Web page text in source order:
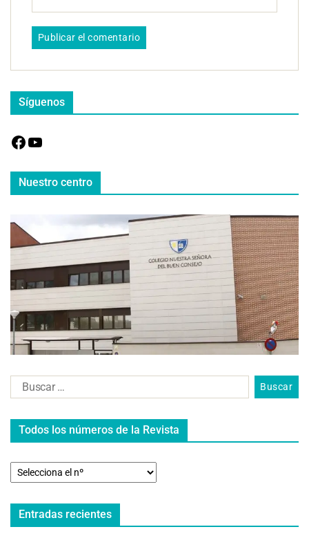
Síguenos
Nuestro centro
Todos los números de la Revista
Entradas recientes